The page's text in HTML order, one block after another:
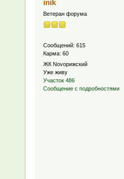
inik
Ветеран форума
Сообщений: 615
Карма: 60
ЖК Novoрижский
Уже живу
Участок 486
Сообщение с подробностями